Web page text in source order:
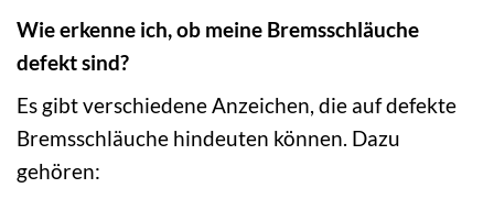
Wie erkenne ich, ob meine Bremsschläuche
defekt sind?
Es gibt verschiedene Anzeichen, die auf defekte
Bremsschläuche hindeuten können. Dazu
gehören: